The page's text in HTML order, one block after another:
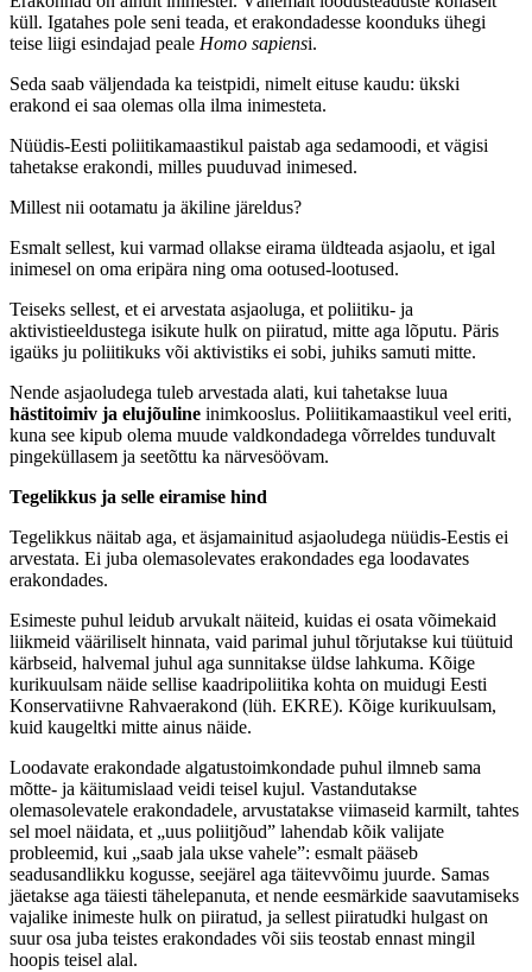
küll. Igatahes pole seni teada, et erakondadesse koonduks ühegi
teise liigi esindajad peale Homo sapiensi.
Seda saab väljendada ka teistpidi, nimelt eituse kaudu: ükski
erakond ei saa olemas olla ilma inimesteta.
Nüüdis-Eesti poliitikamaastikul paistab aga sedamoodi, et vägisi
tahetakse erakondi, milles puuduvad inimesed.
Millest nii ootamatu ja äkiline järeldus?
Esmalt sellest, kui varmad ollakse eirama üldteada asjaolu, et igal
inimesel on oma eripära ning oma ootused-lootused.
Teiseks sellest, et ei arvestata asjaoluga, et poliitiku- ja
aktivistieeldustega isikute hulk on piiratud, mitte aga lõputu. Päris
igaüks ju poliitikuks või aktivistiks ei sobi, juhiks samuti mitte.
Nende asjaoludega tuleb arvestada alati, kui tahetakse luua
hästitoimiv ja elujõuline inimkooslus. Poliitikamaastikul veel eriti,
kuna see kipub olema muude valdkondadega võrreldes tunduvalt
pingeküllasem ja seetõttu ka närvesöövam.
Tegelikkus ja selle eiramise hind
Tegelikkus näitab aga, et äsjamainitud asjaoludega nüüdis-Eestis ei
arvestata. Ei juba olemasolevates erakondades ega loodavates
erakondades.
Esimeste puhul leidub arvukalt näiteid, kuidas ei osata võimekaid
liikmeid vääriliselt hinnata, vaid parimal juhul tõrjutakse kui tüütuid
kärbseid, halvemal juhul aga sunnitakse üldse lahkuma. Kõige
kurikuulsam näide sellise kaadripoliitika kohta on muidugi Eesti
Konservatiivne Rahvaerakond (lüh. EKRE). Kõige kurikuulsam,
kuid kaugeltki mitte ainus näide.
Loodavate erakondade algatustoimkondade puhul ilmneb sama
mõtte- ja käitumislaad veidi teisel kujul. Vastandutakse
olemasolevatele erakondadele, arvustatakse viimaseid karmilt, tahtes
sel moel näidata, et „uus poliitjõud” lahendab kõik valijate
probleemid, kui „saab jala ukse vahele”: esmalt pääseb
seadusandlikku kogusse, seejärel aga täitevvõimu juurde. Samas
jäetakse aga täiesti tähelepanuta, et nende eesmärkide saavutamiseks
vajalike inimeste hulk on piiratud, ja sellest piiratudki hulgast on
suur osa juba teistes erakondades või siis teostab ennast mingil
hoopis teisel alal.